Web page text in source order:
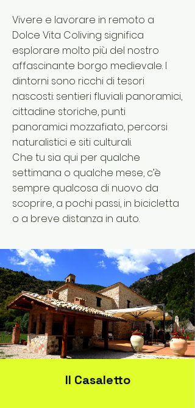
Vivere e lavorare in remoto a
Dolce Vita Coliving significa
esplorare molto più del nostro
affascinante borgo medievale. I
dintorni sono ricchi di tesori
nascosti: sentieri fluviali panoramici,
cittadine storiche, punti
panoramici mozzafiato, percorsi
naturalistici e siti culturali.
Che tu sia qui per qualche
settimana o qualche mese, c’è
sempre qualcosa di nuovo da
scoprire, a pochi passi, in bicicletta
o a breve distanza in auto.
Il Casaletto